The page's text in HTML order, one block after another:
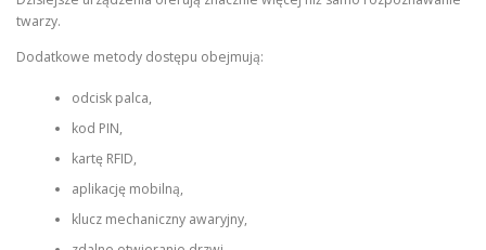
twarzy.
Dodatkowe metody dostępu obejmują:
odcisk palca,
kod PIN,
kartę RFID,
aplikację mobilną,
klucz mechaniczny awaryjny,